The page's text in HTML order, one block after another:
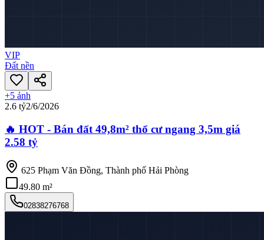
VIP
Đất nền
+5 ảnh
2.6 tỷ2/6/2026
🔥 HOT - Bán đất 49,8m² thổ cư ngang 3,5m giá
2.58 tỷ
625 Phạm Văn Đồng, Thành phố Hải Phòng
49.80 m²
02838276768